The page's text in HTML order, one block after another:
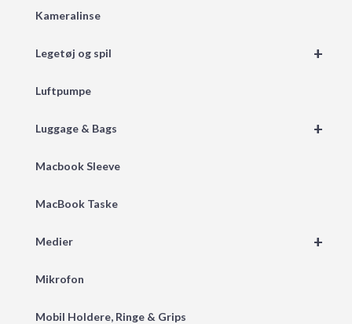
Kameralinse
+
Legetøj og spil
Luftpumpe
+
Luggage & Bags
Macbook Sleeve
MacBook Taske
+
Medier
Mikrofon
Mobil Holdere, Ringe & Grips